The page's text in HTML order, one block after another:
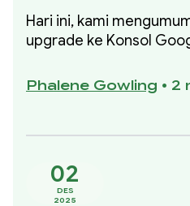
Hari ini, kami
upgrade ke Konsol
besar ke performa
langkah spesifik yang
Phalene Gowling • 2
02
DES
2025